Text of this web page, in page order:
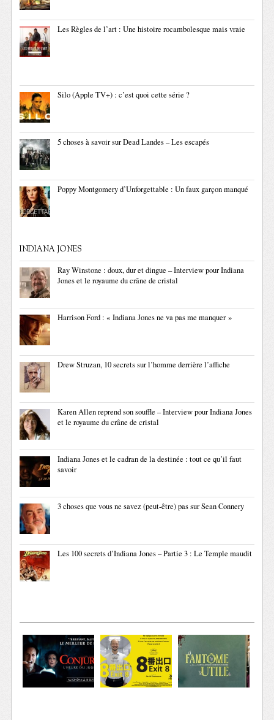
Les Règles de l’art : Une histoire rocambolesque mais vraie
Silo (Apple TV+) : c’est quoi cette série ?
5 choses à savoir sur Dead Landes – Les escapés
Poppy Montgomery d’Unforgettable : Un faux garçon manqué
INDIANA JONES
Ray Winstone : doux, dur et dingue – Interview pour Indiana
Jones et le royaume du crâne de cristal
Harrison Ford : « Indiana Jones ne va pas me manquer »
Drew Struzan, 10 secrets sur l’homme derrière l’affiche
Karen Allen reprend son souffle – Interview pour Indiana Jones
et le royaume du crâne de cristal
Indiana Jones et le cadran de la destinée : tout ce qu’il faut
savoir
3 choses que vous ne savez (peut-être) pas sur Sean Connery
Les 100 secrets d’Indiana Jones – Partie 3 : Le Temple maudit